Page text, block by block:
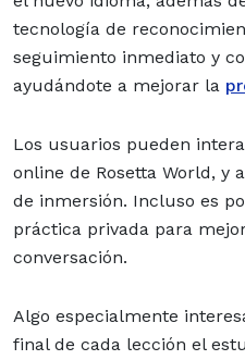
tecnología de
seguimiento inmediato y
ayudándote a mejorar la
Los usuarios pueden
online de Rosetta World, y
de inmersión. Incluso es
práctica privada para
conversación.
Algo especialmente
final de cada lección el